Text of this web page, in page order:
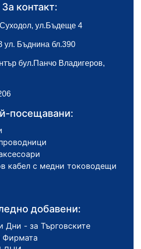
За контакт:
ул.Бъдеще 4
ул. Бъднина бл.390
бул.Панчо Владигеров,
посещавани:
кабел с медни тоководещи
добавени:
Дни - за Търговските
Фирмата